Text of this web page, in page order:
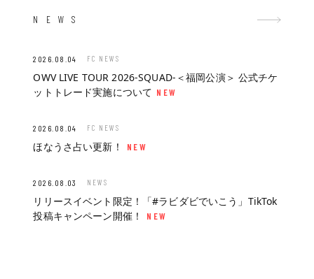
NEWS
2026.08.04 FC NEWS
OWV LIVE TOUR 2026-SQUAD-＜福岡公演＞ 公式チケ
ットトレード実施について
2026.08.04 FC NEWS
ほなうさ占い更新！
2026.08.03 NEWS
リリースイベント限定！「#ラビダビでいこう」TikTok
投稿キャンペーン開催！